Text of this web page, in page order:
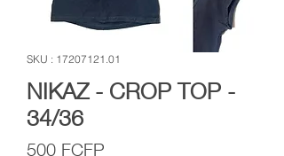
SKU : 17207121.01
NIKAZ - CROP TOP -
34/36
500 FCFP